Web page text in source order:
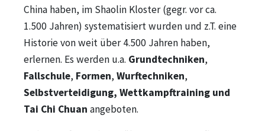
China haben, im Shaolin Kloster (gegr. vor ca.
1.500 Jahren) systematisiert wurden und z.T. eine
Historie von weit über 4.500 Jahren haben,
erlernen. Es werden u.a. Grundtechniken,
Fallschule, Formen,Wurftechniken,
Selbstverteidigung, Wettkampftraining und
Tai Chi Chuan angeboten.